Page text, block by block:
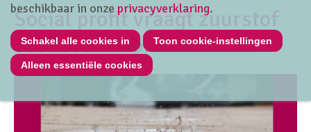
Social profit vraagt zuurstof
voor sociaal ondernemen
beschikbaar in onzeprivacyverklaring.
Schakel alle cookies in Toon cookie-instellingen
Alleen essentiële cookies